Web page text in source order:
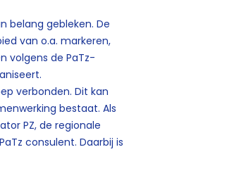
belang gebleken. De
van o.a. markeren,
volgens de PaTz-
verbonden. Dit kan
bestaat. Als
PZ, de regionale
consulent. Daarbij is